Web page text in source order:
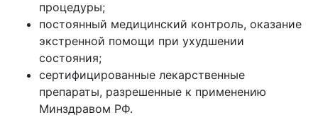
процедуры;
постоянный медицинский контроль, оказание
экстренной помощи при ухудшении
состояния;
сертифицированные лекарственные
препараты, разрешенные к применению
Минздравом РФ.